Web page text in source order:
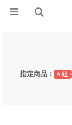
指定商品：
A 組